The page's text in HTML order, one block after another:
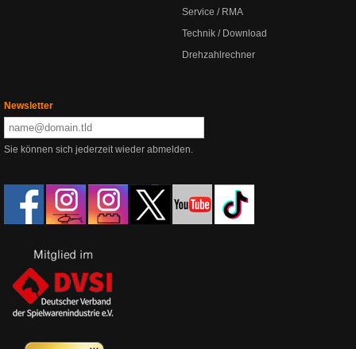
Service / RMA
Technik / Download
Drehzahlrechner
Newsletter
Sie können sich jederzeit wieder abmelden.